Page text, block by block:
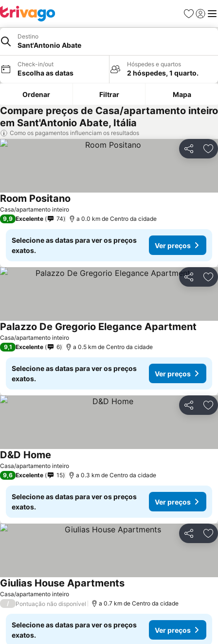
Favoritos
Iniciar
Destino
Sant'Antonio Abate
Check-in/out
Escolha as datas
Hóspedes e quartos
2 hóspedes, 1 quarto.
Ordenar Filtrar Mapa
Compare preços de Casa/apartamento inteiro
em Sant'Antonio Abate, Itália
Como os pagamentos influenciam os resultados
Partilhar
Casa/apartamento inteiro
Room Positano
9,9 Excelente 74 a 0.0 km de Centro da cidade
Selecione as datas para ver os preços
exatos.
Ver preços
Partilhar
Casa/apartamento inteiro
Palazzo De Gregorio Elegance Apartment
9,1 Excelente 6 a 0.5 km de Centro da cidade
Selecione as datas para ver os preços
exatos.
Ver preços
Partilhar
Casa/apartamento inteiro
D&D Home
9,6 Excelente 15 a 0.3 km de Centro da cidade
Selecione as datas para ver os preços
exatos.
Ver preços
Partilhar
Casa/apartamento inteiro
Giulias House Apartments
/ Pontuação não disponível a 0.7 km de Centro da cidade
Selecione as datas para ver os preços
exatos.
Ver preços